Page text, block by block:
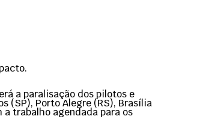
a paralisação dos pilotos e
(SP), Porto Alegre (RS), Brasília
a trabalho agendada para os